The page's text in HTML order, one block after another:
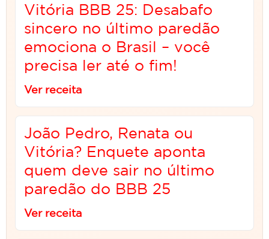
Vitória BBB 25: Desabafo
sincero no último paredão
emociona o Brasil – você
precisa ler até o fim!
Ver receita
João Pedro, Renata ou
Vitória? Enquete aponta
quem deve sair no último
paredão do BBB 25
Ver receita